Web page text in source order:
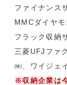
ファイナンス
MMCダイヤ
フラック収納
三菱UFJファ
㈱、ワイジェ
※収納企業は